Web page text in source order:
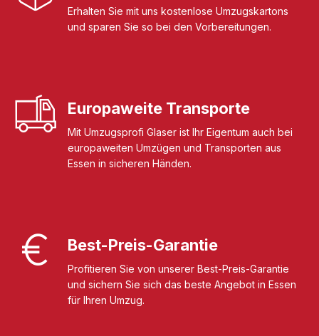
Erhalten Sie mit uns kostenlose Umzugskartons
und sparen Sie so bei den Vorbereitungen.
Europaweite Transporte
Mit Umzugsprofi Glaser ist Ihr Eigentum auch bei
europaweiten Umzügen und Transporten aus
Essen in sicheren Händen.
Best-Preis-Garantie
Profitieren Sie von unserer Best-Preis-Garantie
und sichern Sie sich das beste Angebot in Essen
für Ihren Umzug.